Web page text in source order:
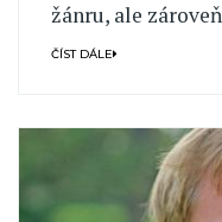
žánru, ale
ČÍST DÁLE